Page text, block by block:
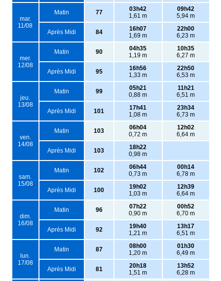
mar.
11/08
Matin 77
03h42
1,61 m
09h42
5,94 m
Après Midi 84
16h07
1,69 m
22h00
6,23 m
mer.
12/08
Matin 90
04h35
1,19 m
10h35
6,27 m
Après Midi 95
16h56
1,33 m
22h50
6,53 m
jeu.
13/08
Matin 99
05h21
0,88 m
11h21
6,51 m
Après Midi 101
17h41
1,08 m
23h34
6,73 m
ven.
14/08
Matin 103
06h04
0,72 m
12h02
6,64 m
Après Midi 103
18h22
0,98 m
sam.
15/08
Matin 102
06h44
0,73 m
00h14
6,78 m
Après Midi 100
19h02
1,03 m
12h39
6,64 m
dim.
16/08
Matin 96
07h22
0,90 m
00h52
6,70 m
Après Midi 92
19h40
1,21 m
13h17
6,51 m
lun.
17/08
Matin 87
08h00
1,20 m
01h30
6,49 m
Après Midi 81
20h18
1,51 m
13h52
6,28 m